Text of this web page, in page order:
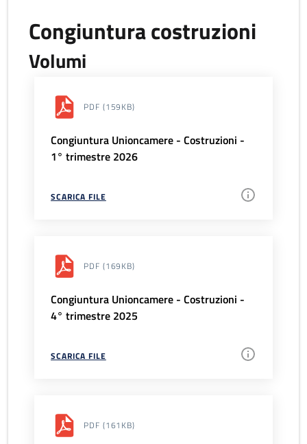
Congiuntura costruzioni
Volumi
PDF (159KB)
Congiuntura Unioncamere - Costruzioni -
1° trimestre 2026
SCARICA FILE
PDF (169KB)
Congiuntura Unioncamere - Costruzioni -
4° trimestre 2025
SCARICA FILE
PDF (161KB)